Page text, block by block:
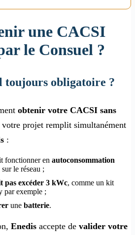
une CACSI
le Consuel ?
toujours obligatoire ?
obtenir votre CACSI sans
votre projet remplit simultanément
:
fonctionner en autoconsommation
le réseau ;
pas excéder 3 kWc, comme un kit
par exemple ;
une batterie.
Enedis accepte de valider votre